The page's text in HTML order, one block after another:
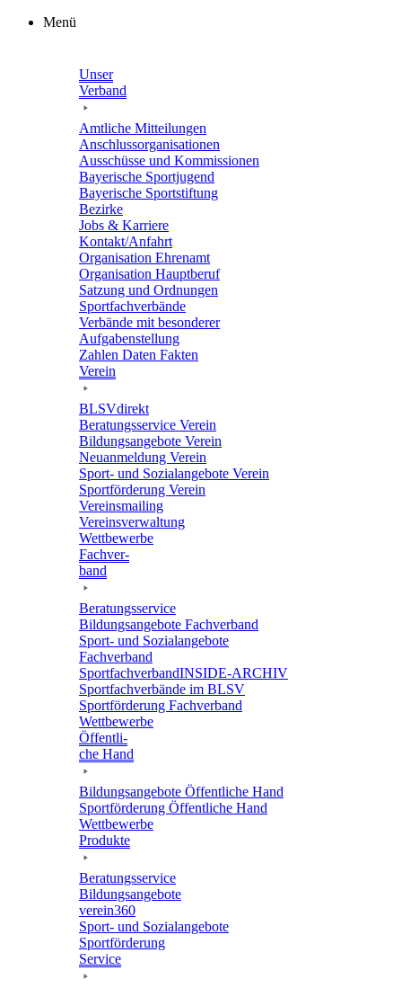
Zum
Menü
Unser
Verband
Amtli­che Mitteilungen
Anschluss­or­ga­ni­sa­tio­nen
Ausschüsse und Kommissionen
Baye­ri­sche Sportjugend
Baye­ri­sche Sportstiftung
Bezirke
Jobs & Karriere
Kontakt/​​Anfahrt
Orga­ni­sa­tion Ehrenamt
Orga­ni­sa­tion Hauptberuf
Satzung und Ordnungen
Sport­fach­ver­bände
Verbände mit beson­de­rer
Aufgabenstellung
Zahlen Daten Fakten
Verein
BLSVdi­rekt
Bera­tungs­ser­vice Verein
Bildungs­an­ge­bote Verein
Neuan­mel­dung Verein
Sport- und Sozi­al­an­ge­bote Verein
Sport­för­de­rung Verein
Vereins­mai­ling
Vereins­ver­wal­tung
Wett­be­werbe
Fach­ver­
band
Bera­tungs­ser­vice
Bildungs­an­ge­bote Fachverband
Sport- und Sozi­al­an­ge­bote
Fachverband
Sport­fach­ver­ban­d­IN­SIDE-ARCHIV
Sport­fach­ver­bände im BLSV
Sport­för­de­rung Fachverband
Wett­be­werbe
Öffent­li­
che Hand
Bildungs­an­ge­bote Öffent­li­che Hand
Sport­för­de­rung Öffent­li­che Hand
Wett­be­werbe
Produkte
Bera­tungs­ser­vice
Bildungs­an­ge­bote
verein360
Sport- und Sozialangebote
Sport­för­de­rung
Service